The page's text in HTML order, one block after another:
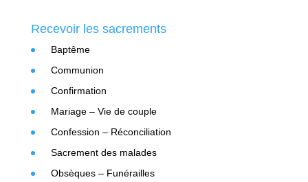
Recevoir les sacrements
Baptême
Communion
Confirmation
Mariage – Vie de couple
Confession – Réconciliation
Sacrement des malades
Obsèques – Funérailles